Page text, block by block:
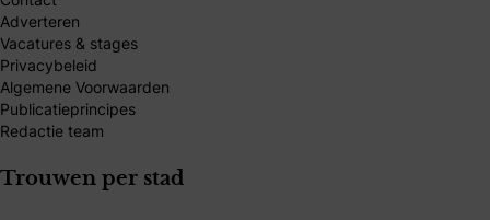
Adverteren
Vacatures & stages
Privacybeleid
Algemene Voorwaarden
Publicatieprincipes
Redactie team
Trouwen per stad